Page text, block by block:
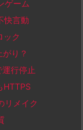
ゲーム
快言動
ク
り？
行停止
メイク